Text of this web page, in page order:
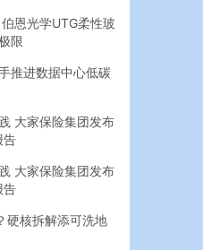
恩光学UTG柔性玻
限
推进数据中心低碳
大家保险集团发布
告
大家保险集团发布
告
硬核拆解添可洗地